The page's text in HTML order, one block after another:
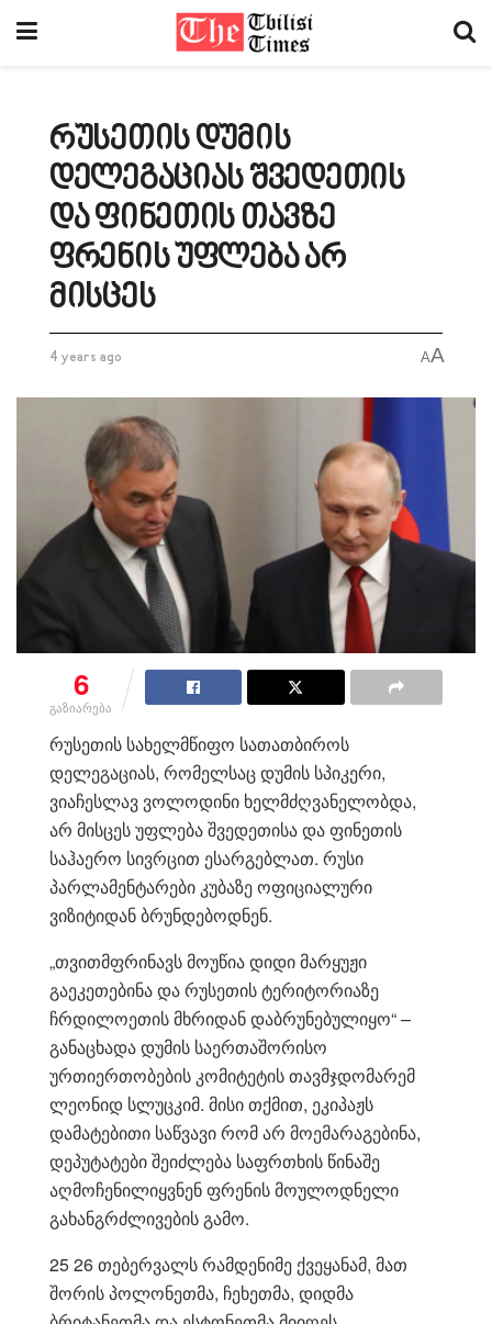
რუსეთის დუმის
დელეგაციას შვედეთის
და ფინეთის თავზე
ფრენის უფლება არ
მისცეს
4 years ago AA
6
გაზიარება
რუსეთის სახელმწიფო სათათბიროს
დელეგაციას, რომელსაც დუმის სპიკერი,
ვიაჩესლავ ვოლოდინი ხელმძღვანელობდა,
არ მისცეს უფლება შვედეთისა და ფინეთის
საჰაერო სივრცით ესარგებლათ. რუსი
პარლამენტარები კუბაზე ოფიციალური
ვიზიტიდან ბრუნდებოდნენ.
„თვითმფრინავს მოუწია დიდი მარყუჟი
გაეკეთებინა და რუსეთის ტერიტორიაზე
ჩრდილოეთის მხრიდან დაბრუნებულიყო“ –
განაცხადა დუმის საერთაშორისო
ურთიერთობების კომიტეტის თავმჯდომარემ
ლეონიდ სლუცკიმ. მისი თქმით, ეკიპაჟს
დამატებითი საწვავი რომ არ მოემარაგებინა,
დეპუტატები შეიძლება საფრთხის წინაშე
აღმოჩენილიყვნენ ფრენის მოულოდნელი
გახანგრძლივების გამო.
25 26 თებერვალს რამდენიმე ქვეყანამ, მათ
შორის პოლონეთმა, ჩეხეთმა, დიდმა